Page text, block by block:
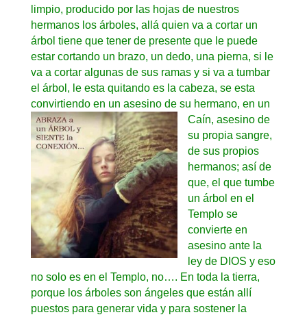
limpio, producido por las hojas de nuestros
hermanos los árboles, allá quien va a cortar un
árbol tiene que tener de presente que le puede
estar cortando un brazo, un dedo, una pierna, si le
va a cortar algunas de sus ramas y si va a tumbar
el árbol, le esta quitando es la cabeza, se esta
convirtiendo en un asesino de su hermano, en un
Caín, asesino de
su propia sangre,
de sus propios
hermanos; así de
que, el que tumbe
un árbol en el
Templo se
convierte en
asesino ante la
ley de DIOS y eso
no solo es en el Templo, no…. En toda la tierra,
porque los árboles son ángeles que están allí
puestos para generar vida y para sostener la